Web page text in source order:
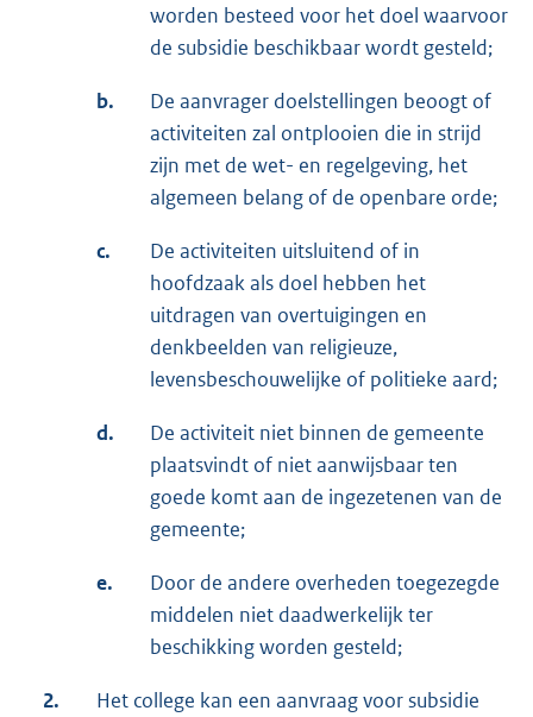
worden besteed voor het doel waarvoor
de subsidie beschikbaar wordt gesteld;
b.
De aanvrager doelstellingen beoogt of
activiteiten zal ontplooien die in strijd
zijn met de wet- en regelgeving, het
algemeen belang of de openbare orde;
c.
De activiteiten uitsluitend of in
hoofdzaak als doel hebben het
uitdragen van overtuigingen en
denkbeelden van religieuze,
levensbeschouwelijke of politieke aard;
d.
De activiteit niet binnen de gemeente
plaatsvindt of niet aanwijsbaar ten
goede komt aan de ingezetenen van de
gemeente;
e.
Door de andere overheden toegezegde
middelen niet daadwerkelijk ter
beschikking worden gesteld;
2.
Het college kan een aanvraag voor subsidie